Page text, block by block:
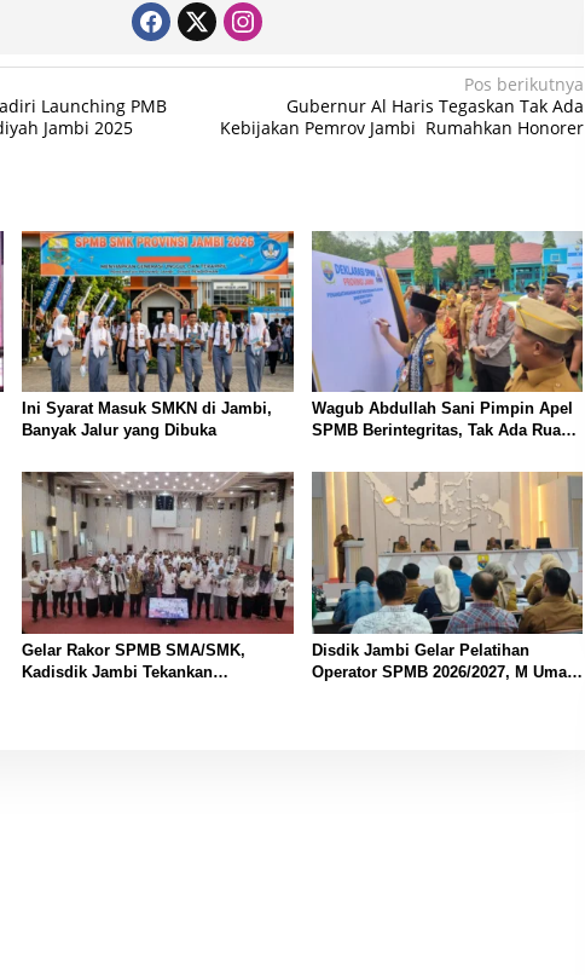
Launching PMB
Jambi 2025
Pos berikutnya
Gubernur Al Haris Tegaskan Tak Ada
Kebijakan Pemrov Jambi Rumahkan Honorer
Ini Syarat Masuk SMKN di Jambi,
Banyak Jalur yang Dibuka
Wagub Abdullah Sani Pimpin Apel
SPMB Berintegritas, Tak Ada Ruang
Gelar Rakor SPMB SMA/SMK,
Kadisdik Jambi Tekankan
Disdik Jambi Gelar Pelatihan
Operator SPMB 2026/2027, M Umar